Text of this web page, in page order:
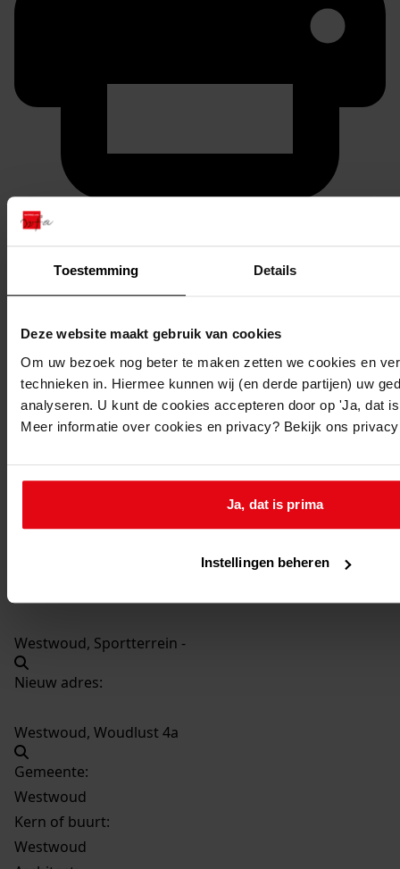
Toestemming Details
Deze website maakt gebruik van cookies
Om uw bezoek nog beter te maken zetten we cookies en
technieken in. Hiermee kunnen wij (en derde partijen) uw
analyseren. U kunt de cookies accepteren door op 'Ja, dat
Meer informatie over cookies en privacy? Bekijk ons
Ja, dat is prima
Instellingen beheren
Printen
duurzaam webadres
Inventaris
22. Woudlust
1005 Oprichten kleedlokaal, 1968
1968
Westwoud, Sportterrein -
Nieuw adres:
Westwoud, Woudlust 4a
Gemeente:
Westwoud
Kern of buurt:
Westwoud